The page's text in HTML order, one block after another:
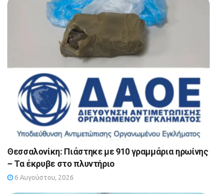
Θεσσαλονίκη: Πιάστηκε με 910 γραμμάρια ηρωίνης
– Τα έκρυβε στο πλυντήριο
6 Αυγούστου, 2026